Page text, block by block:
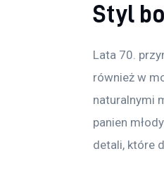
Styl
Lata 70.
również w
naturalnymi
panien
detali, które